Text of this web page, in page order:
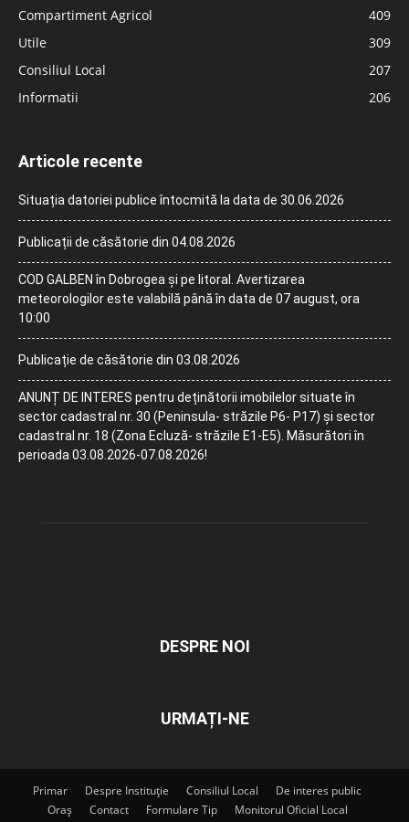
Compartiment Agricol
409
Utile
309
Consiliul Local
207
Informatii
206
Articole recente
Situația datoriei publice întocmită la data de 30.06.2026
Publicații de căsătorie din 04.08.2026
COD GALBEN în Dobrogea și pe litoral. Avertizarea
meteorologilor este valabilă până în data de 07 august, ora
10:00
Publicație de căsătorie din 03.08.2026
ANUNȚ DE INTERES pentru deținătorii imobilelor situate în
sector cadastral nr. 30 (Peninsula- străzile P6- P17) și sector
cadastral nr. 18 (Zona Ecluză- străzile E1-E5). Măsurători în
perioada 03.08.2026-07.08.2026!
DESPRE NOI
URMAȚI-NE
Primar Despre Instituție Consiliul Local
De interes public
Oraș
Contact Formulare Tip
Monitorul Oficial Local